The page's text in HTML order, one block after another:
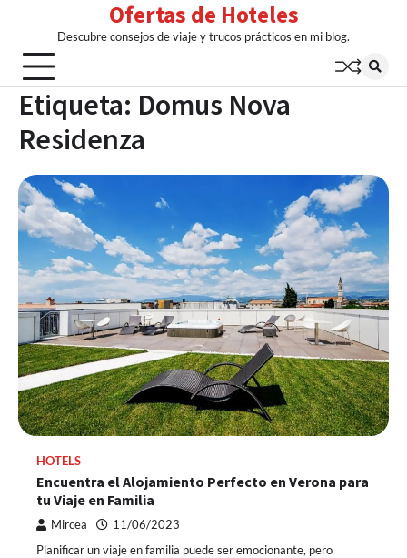
content
Ofertas de Hoteles
Descubre consejos de viaje y trucos prácticos en mi blog.
Etiqueta: Domus Nova
Residenza
HOTELS
Encuentra el Alojamiento Perfecto en Verona para
tu Viaje en Familia
Mircea 11/06/2023
Planificar un viaje en familia puede ser emocionante, pero